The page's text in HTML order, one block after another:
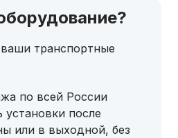
транспортные
по всей России
после
или в выходной, без